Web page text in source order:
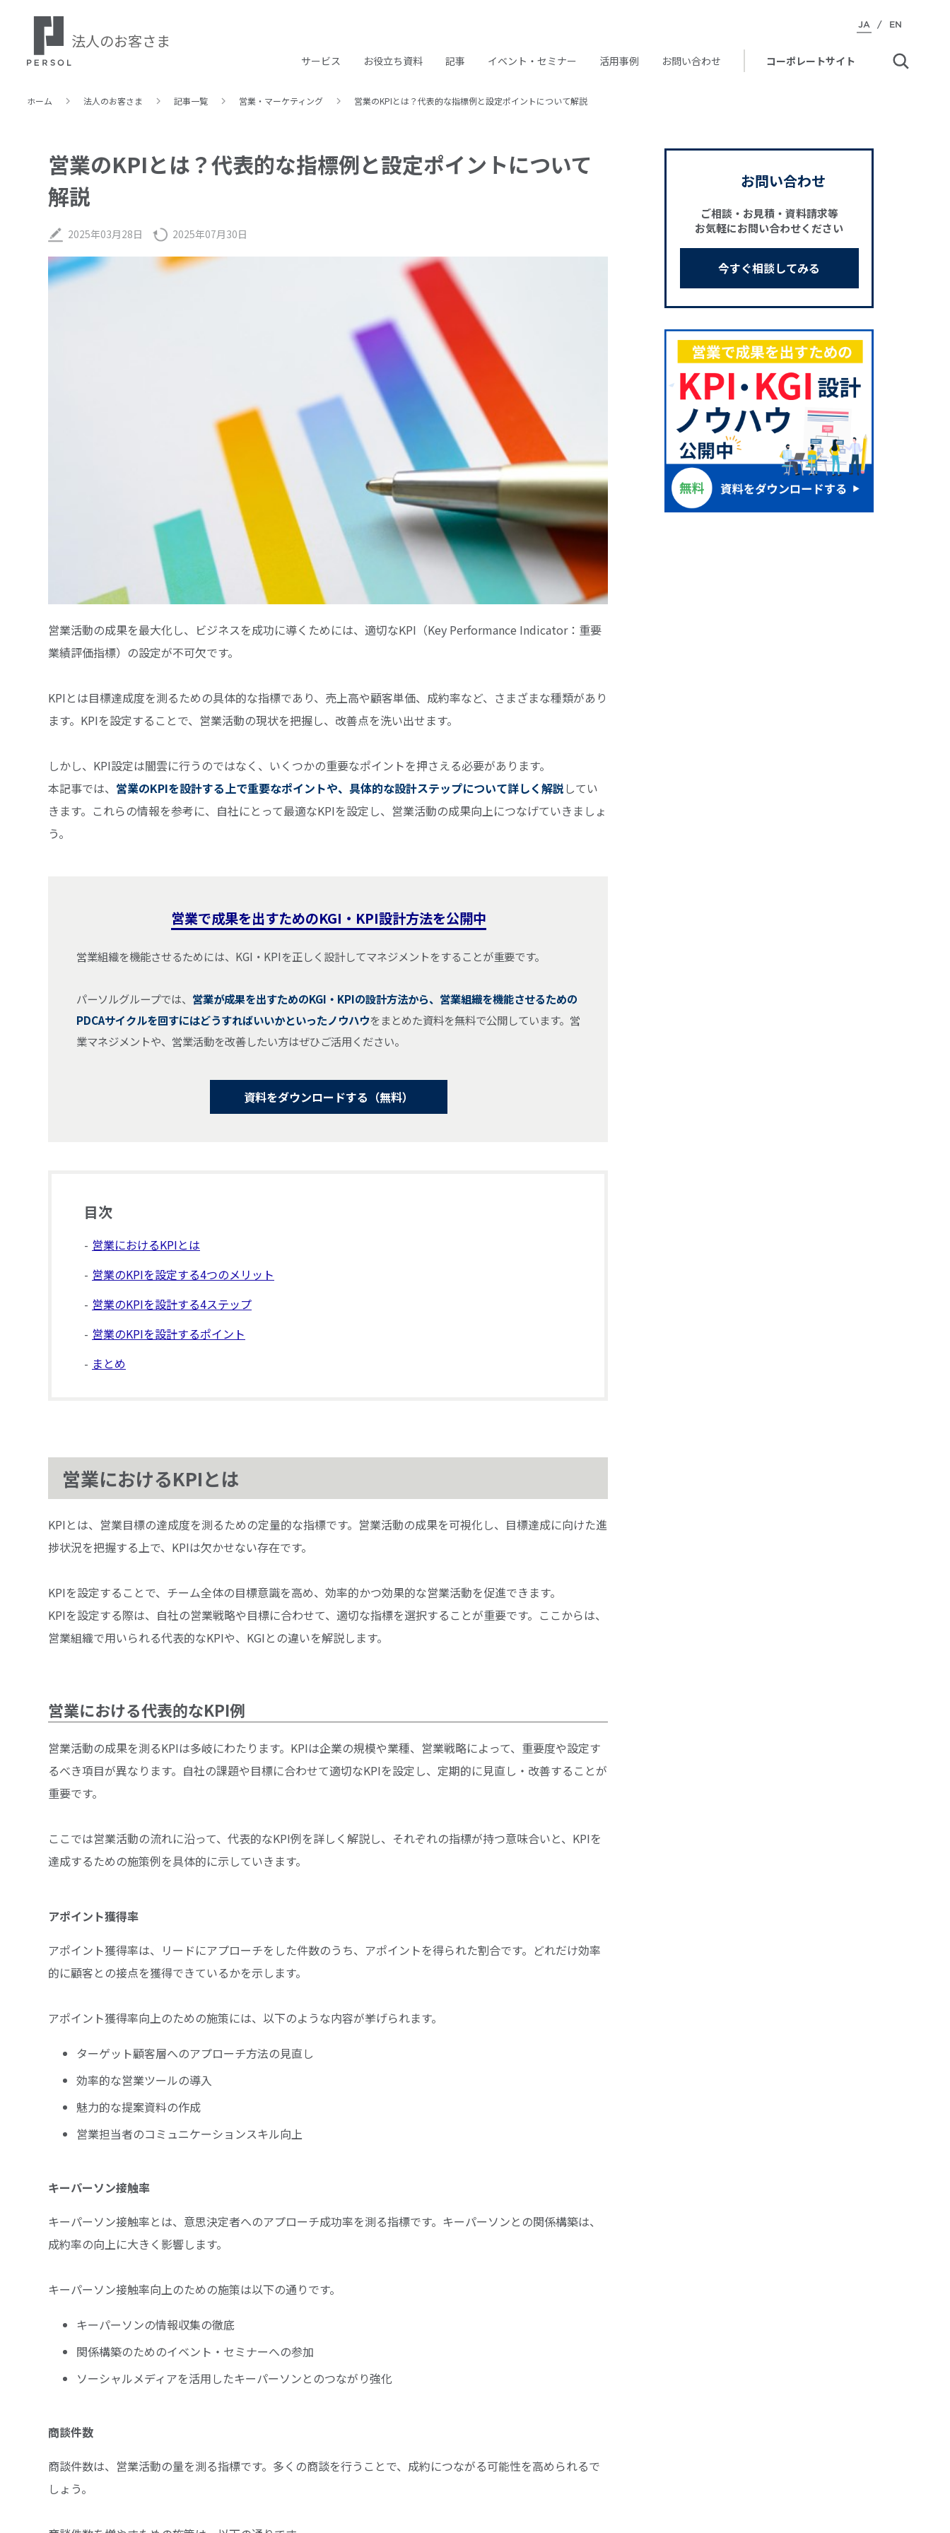
法人のお客さま
JA / EN
サービス お役立ち資料 記事 イベント・セミナー 活用事例 お問い合わせ コーポレートサイト
ホーム 法人のお客さま 記事⼀覧 営業・マーケティング 営業のKPIとは？代表的な指標例と設定ポイントについて解説
営業のKPIとは？代表的な指標例と設定ポイントについて
解説
2025年03月28日 2025年07月30日
営業活動の成果を最大化し、ビジネスを成功に導くためには、適切なKPI（Key Performance Indicator：重要
業績評価指標）の設定が不可欠です。
KPIとは目標達成度を測るための具体的な指標であり、売上高や顧客単価、成約率など、さまざまな種類があり
ます。KPIを設定することで、営業活動の現状を把握し、改善点を洗い出せます。
しかし、KPI設定は闇雲に行うのではなく、いくつかの重要なポイントを押さえる必要があります。
本記事では、 営業のKPIを設計する上で重要なポイントや、具体的な設計ステップについて詳しく解説 してい
きます。これらの情報を参考に、自社にとって最適なKPIを設定し、営業活動の成果向上につなげていきましょ
う。
営業で成果を出すためのKGI・KPI設計方法を公開中
営業組織を機能させるためには、KGI・KPIを正しく設計してマネジメントをすることが重要です。
パーソルグループでは、 営業が成果を出すためのKGI・KPIの設計方法から、営業組織を機能させるための
PDCAサイクルを回すにはどうすればいいかといったノウハウをまとめた資料を無料で公開しています。営
業マネジメントや、営業活動を改善したい方はぜひご活用ください。
資料をダウンロードする（無料）
目次
営業におけるKPIとは
営業のKPIを設定する4つのメリット
営業のKPIを設計する4ステップ
営業のKPIを設計するポイント
まとめ
営業におけるKPIとは
KPIとは、営業目標の達成度を測るための定量的な指標です。営業活動の成果を可視化し、目標達成に向けた進
捗状況を把握する上で、KPIは欠かせない存在です。
KPIを設定することで、チーム全体の目標意識を高め、効率的かつ効果的な営業活動を促進できます。
KPIを設定する際は、自社の営業戦略や目標に合わせて、適切な指標を選択することが重要です。ここからは、
営業組織で用いられる代表的なKPIや、KGIとの違いを解説します。
営業における代表的なKPI例
営業活動の成果を測るKPIは多岐にわたります。KPIは企業の規模や業種、営業戦略によって、重要度や設定す
るべき項目が異なります。自社の課題や目標に合わせて適切なKPIを設定し、定期的に見直し・改善することが
重要です。
ここでは営業活動の流れに沿って、代表的なKPI例を詳しく解説し、それぞれの指標が持つ意味合いと、KPIを
達成するための施策例を具体的に示していきます。
アポイント獲得率
アポイント獲得率は、リードにアプローチをした件数のうち、アポイントを得られた割合です。どれだけ効率
的に顧客との接点を獲得できているかを示します。
アポイント獲得率向上のための施策には、以下のような内容が挙げられます。
ターゲット顧客層へのアプローチ方法の見直し
効率的な営業ツールの導入
魅力的な提案資料の作成
営業担当者のコミュニケーションスキル向上
キーパーソン接触率
キーパーソン接触率とは、意思決定者へのアプローチ成功率を測る指標です。キーパーソンとの関係構築は、
成約率の向上に大きく影響します。
キーパーソン接触率向上のための施策は以下の通りです。
キーパーソンの情報収集の徹底
関係構築のためのイベント・セミナーへの参加
ソーシャルメディアを活用したキーパーソンとのつながり強化
商談件数
商談件数は、営業活動の量を測る指標です。多くの商談を行うことで、成約につながる可能性を高められるで
しょう。
お問い合わせ
ご相談・お見積・資料請求等
お気軽にお問い合わせください
今すぐ相談してみる